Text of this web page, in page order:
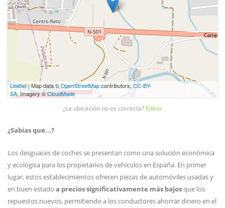
Leaflet | Map data ©OpenStreetMapcontributors,CC-BY-
SA, Imagery ©CloudMade
¿La ubicación no es correcta? Editar
¿Sabías que...?
Los desguaces de coches se presentan como una solución económica
y ecológica para los propietarios de vehículos en España. En primer
lugar, estos establecimientos ofrecen piezas de automóviles usadas y
en buen estado a precios significativamente más bajosque los
repuestos nuevos, permitiendo a los conductores ahorrar dinero en el